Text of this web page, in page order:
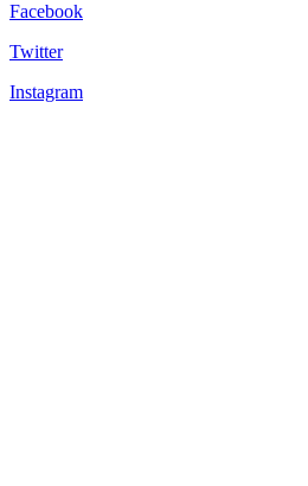
Facebook
Twitter
Instagram